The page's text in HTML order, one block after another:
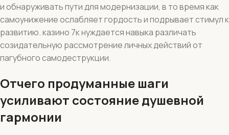
и обнаруживать пути для модернизации, в то время как
самоунижение ослабляет гордость и подрывает стимул к
развитию. казино 7к нуждается навыка различать
созидательную рассмотрение личных действий от
пагубного самодеструкции.
Отчего продуманные шаги
усиливают состояние душевной
гармонии